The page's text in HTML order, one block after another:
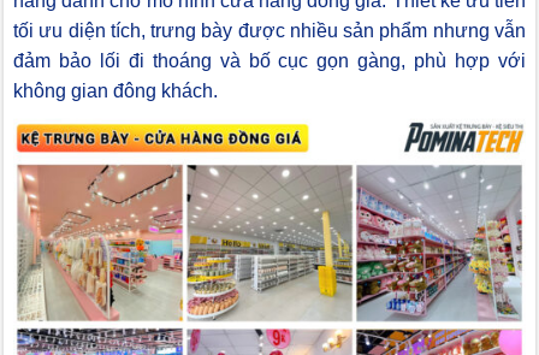
tối ưu diện tích, trưng bày được nhiều sản phẩm nhưng vẫn
đảm bảo lối đi thoáng và bố cục gọn gàng, phù hợp với
không gian đông khách.